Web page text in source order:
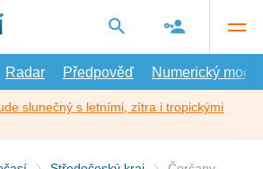
Radar Předpověď Numerický model
slunečný s letními, zítra i tropickými